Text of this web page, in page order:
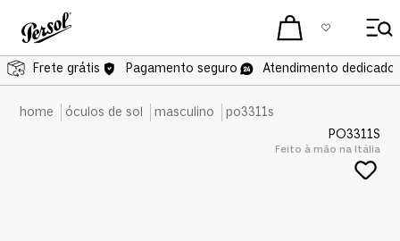
Frete grátis Pagamento seguro Atendimento dedicado
óculos de sol masculino
po3311s
PO3311S
Feito à mão na Itália